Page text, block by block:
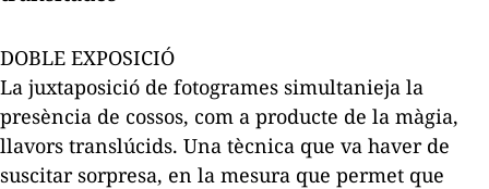
DOBLE EXPOSICIÓ
La juxtaposició de fotogrames simultanieja la
presència de cossos, com a producte de la màgia,
llavors translúcids. Una tècnica que va haver de
suscitar sorpresa, en la mesura que permet que